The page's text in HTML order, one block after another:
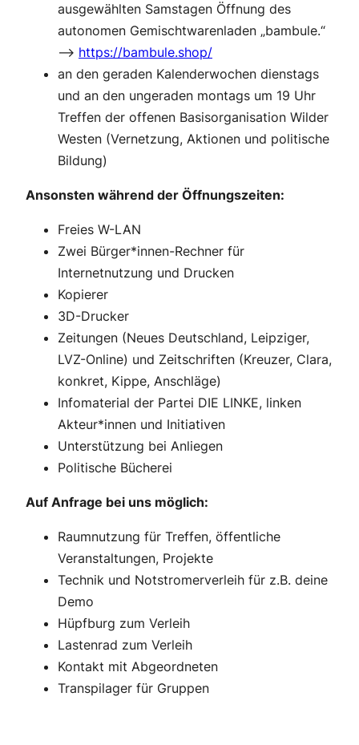
ausgewählten Samstagen Öffnung des
autonomen Gemischtwarenladen „bambule.“
–> https://bambule.shop/
an den geraden Kalenderwochen dienstags
und an den ungeraden montags um 19 Uhr
Treffen der offenen Basisorganisation Wilder
Westen (Vernetzung, Aktionen und politische
Bildung)
Ansonsten während der Öffnungszeiten:
Freies W-LAN
Zwei Bürger*innen-Rechner für
Internetnutzung und Drucken
Kopierer
3D-Drucker
Zeitungen (Neues Deutschland, Leipziger,
LVZ-Online) und Zeitschriften (Kreuzer, Clara,
konkret, Kippe, Anschläge)
Infomaterial der Partei DIE LINKE, linken
Akteur*innen und Initiativen
Unterstützung bei Anliegen
Politische Bücherei
Auf Anfrage bei uns möglich:
Raumnutzung für Treffen, öffentliche
Veranstaltungen, Projekte
Technik und Notstromerverleih für z.B. deine
Demo
Hüpfburg zum Verleih
Lastenrad zum Verleih
Kontakt mit Abgeordneten
Transpilager für Gruppen